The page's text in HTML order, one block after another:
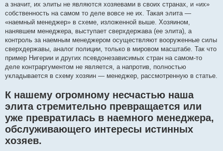
а значит, их элиты не являются хозяевами в своих странах, и «их»
собственность на самом то деле вовсе не их. Такая элита —
«наемный менеджер» в схеме, изложенной выше. Хозяином,
нанявшем менеджера, выступает сверхдержава (ее элита), а
контроль за наемным менеджером осуществляют вооруженные силы
сверхдержавы, аналог полиции, только в мировом масштабе. Так что
пример Нигерии и других псевдонезависимых стран на самом-то
деле контраргументом не является, а напротив, полностью
укладывается в схему хозяин — менеджер, рассмотренную в статье.
К нашему огромному несчастью наша
элита стремительно превращается или
уже превратилась в наемного менеджера,
обслуживающего интересы истинных
хозяев.